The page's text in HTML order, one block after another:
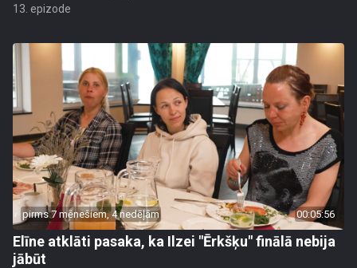
13. epizode
pirms 7 mēnešiem, 4 nedēļām 00:05:56
Elīne atklāti pasaka, ka Ilzei "Ērkšķu" finālā nebija
jābūt